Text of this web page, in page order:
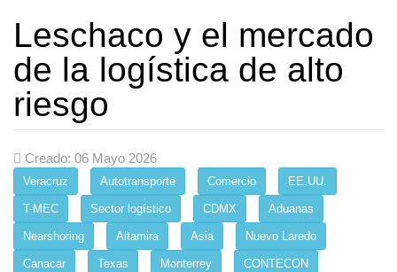
Leschaco y el mercado
de la logística de alto
riesgo
Creado: 06 Mayo 2026
Veracruz Autotransporte Comercio EE.UU.
T-MEC Sector logístico CDMX Aduanas
Nearshoring Altamira Asia Nuevo Laredo
Canacar Texas Monterrey CONTECON